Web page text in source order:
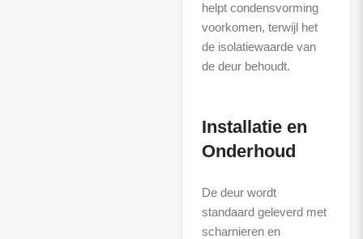
helpt condensvorming
voorkomen, terwijl het
de isolatiewaarde van
de deur behoudt.
Installatie en
Onderhoud
De deur wordt
standaard geleverd met
scharnieren en